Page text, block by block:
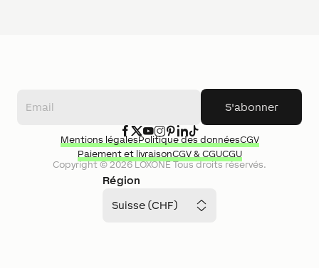
S'abonner
Région
Suisse (CHF)
Copyright ©2026LOXONETous droits réservés.
Mentions légalesPolitique des donnéesCGV
Paiement et livraisonCGV & CGUCGU